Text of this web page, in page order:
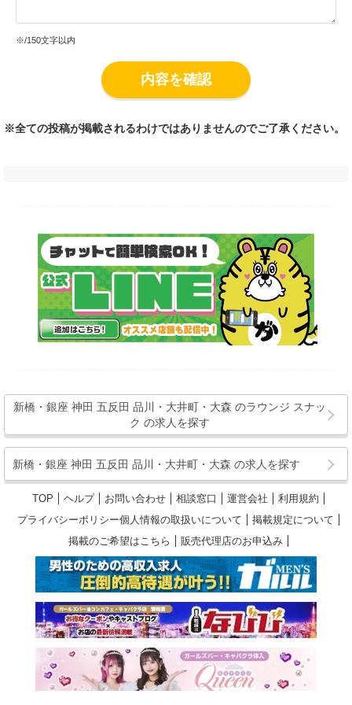
※/150文字以内
内容を確認
※全ての投稿が掲載されるわけではありませんのでご了承ください。
新橋・銀座 神田 五反田 品川・大井町・大森 のラウンジ スナッ
ク の求人を探す
新橋・銀座 神田 五反田 品川・大井町・大森 の求人を探す
TOP ヘルプ お問い合わせ 相談窓口 運営会社
利用規約
プライバシーポリシー個人情報の取扱いについて
掲載規定について
掲載のご希望はこちら
販売代理店のお申込み